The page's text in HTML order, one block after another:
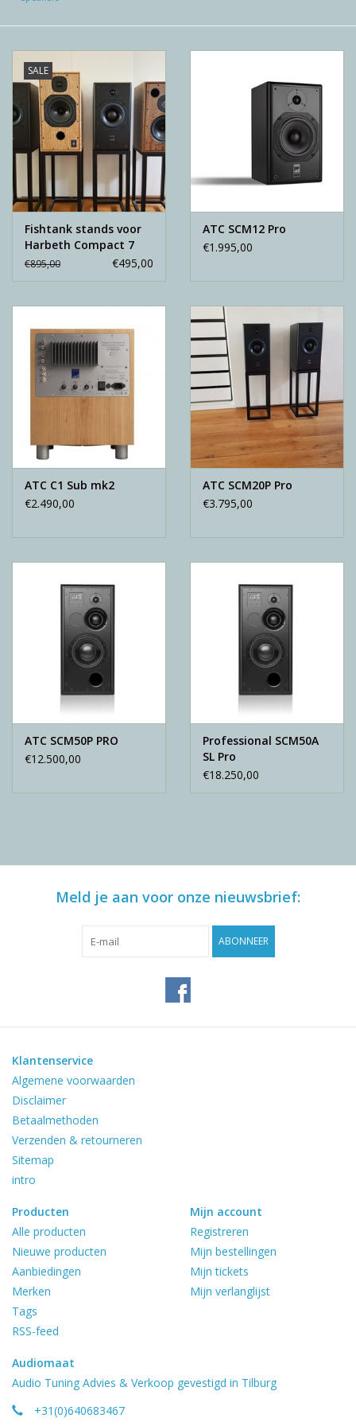
Reviews
Blog
Merken
SALE
Fishtank stands voor
Harbeth Compact 7
€895,00 €495,00
ATC SCM12 Pro
€1.995,00
ATC C1 Sub mk2
€2.490,00
ATC SCM20P Pro
€3.795,00
ATC SCM50P PRO
€12.500,00
Professional SCM50A
SL Pro
€18.250,00
Meld je aan voor onze nieuwsbrief:
ABONNEER
Klantenservice
Algemene voorwaarden
Disclaimer
Betaalmethoden
Verzenden & retourneren
Sitemap
intro
Producten
Alle producten
Nieuwe producten
Aanbiedingen
Merken
Tags
RSS-feed
Mijn account
Registreren
Mijn bestellingen
Mijn tickets
Mijn verlanglijst
Audiomaat
Audio Tuning Advies & Verkoop gevestigd in Tilburg
+31(0)640683467